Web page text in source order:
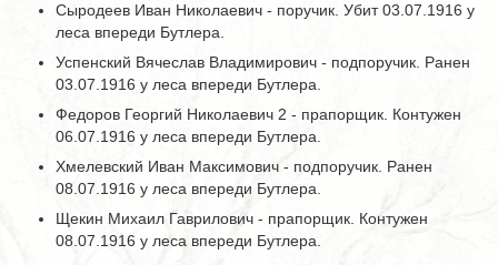
Сыродеев Иван Николаевич - поручик. Убит 03.07.1916 у
леса впереди Бутлера.
Успенский Вячеслав Владимирович - подпоручик. Ранен
03.07.1916 у леса впереди Бутлера.
Федоров Георгий Николаевич 2 - прапорщик. Контужен
06.07.1916 у леса впереди Бутлера.
Хмелевский Иван Максимович - подпоручик. Ранен
08.07.1916 у леса впереди Бутлера.
Щекин Михаил Гаврилович - прапорщик. Контужен
08.07.1916 у леса впереди Бутлера.